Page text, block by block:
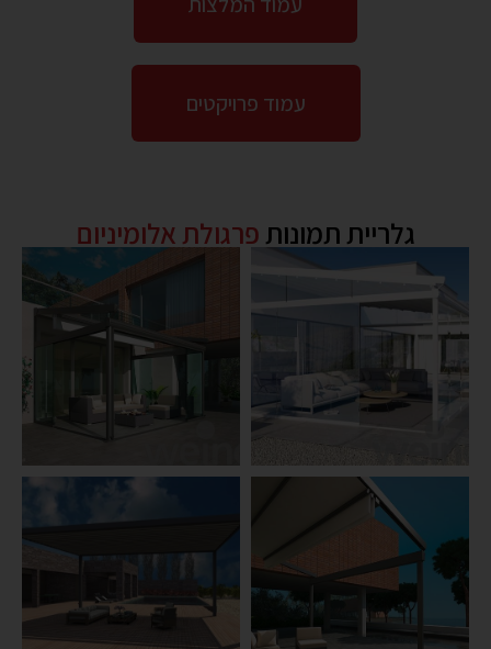
עמוד פרויקטים
גלריית תמונות פרגולת אלומיניום